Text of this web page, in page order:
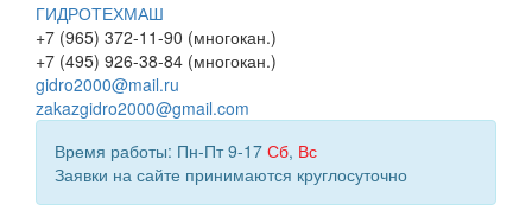
ГИДРОТЕХМАШ
+7 (965) 372-11-90 (многокан.)
+7 (495) 926-38-84 (многокан.)
gidro2000@mail.ru
zakazgidro2000@gmail.com
Время работы: Пн-Пт 9-17 Сб, Вс
Заявки на сайте принимаются круглосуточно